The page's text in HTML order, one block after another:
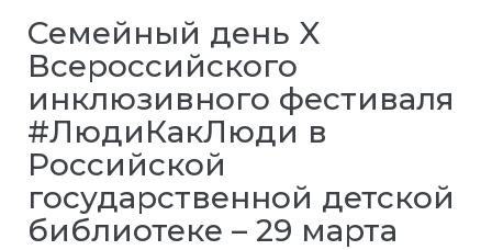
Семейный день X
Всероссийского
инклюзивного фестиваля
#ЛюдиКакЛюди в
Российской
государственной детской
библиотеке – 29 марта